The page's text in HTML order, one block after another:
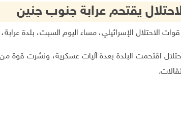
يقتحم عرابة جنوب جنين
اقتحمت البلدة بعدة آليات عسكرية، ونشرت قوة